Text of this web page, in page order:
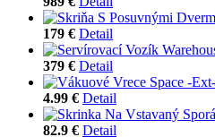
179 € Detail
379 € Detail
4.99 € Detail
82.9 € Detail